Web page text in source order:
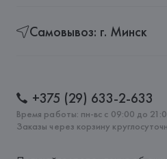
Самовывоз: г. Минск
+375 (29) 633-2-633
Время работы: пн-вс с 09:00 до
Заказы через корзину